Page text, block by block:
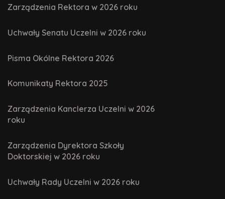
Zarządzenia Rektora w 2026 roku
Uchwały Senatu Uczelni w 2026 roku
Pisma Okólne Rektora 2026
Komunikaty Rektora 2025
Zarządzenia Kanclerza Uczelni w 2026
roku
Zarządzenia Dyrektora Szkoły
Doktorskiej w 2026 roku
Uchwały Rady Uczelni w 2026 roku